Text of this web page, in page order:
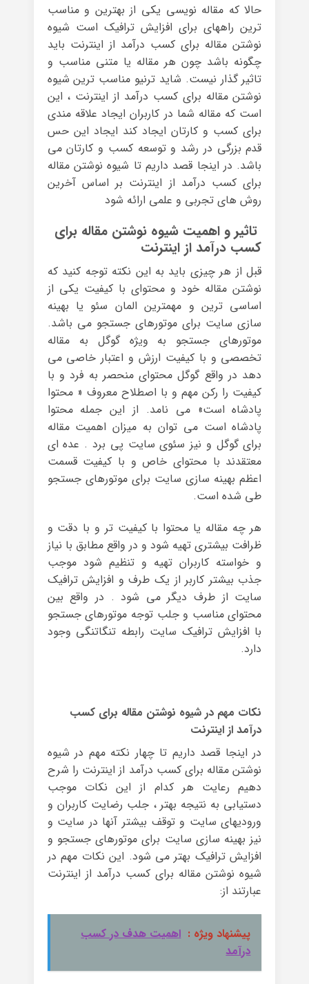
حالا که مقاله نویسی یکی از بهترین و مناسب
ترین راههای برای افزایش ترافیک است شیوه
نوشتن مقاله برای کسب درآمد از اینترنت باید
چگونه باشد چون هر مقاله یا متنی مناسب و
تاثیر گذار نیست. شاید ترنیو مناسب ترین شیوه
نوشتن مقاله برای کسب درآمد از اینترنت ، این
است که مقاله شما در کاربران ایجاد علاقه مندی
برای کسب و کارتان ایجاد کند ایجاد این حس
قدم بزرگی در رشد و توسعه کسب و کارتان می
باشد. در اینجا قصد داریم تا شیوه نوشتن مقاله
برای کسب درآمد از اینترنت بر اساس آخرین
روش های تجربی و علمی ارائه شود
تاثیر و اهمیت شیوه نوشتن مقاله برای
کسب درآمد از اینترنت
قبل از هر چیزی باید به این نکته توجه کنید که
نوشتن مقاله خود و محتوای با کیفیت یکی از
اساسی ترین و مهمترین المان سئو یا بهینه
سازی سایت برای موتورهای جستجو می باشد.
موتورهای جستجو به ویژه گوگل به مقاله
تخصصی و با کیفیت ارزش و اعتبار خاصی می
دهد در واقع گوگل محتوای منحصر به فرد و با
کیفیت را رکن مهم و با اصطلاح معروف « محتوا
پادشاه است» می نامد. از این جمله محتوا
پادشاه است می توان به میزان اهمیت مقاله
برای گوگل و نیز سئوی سایت پی برد . عده ای
معتقدند با محتوای خاص و با کیفیت قسمت
اعظم بهینه سازی سایت برای موتورهای جستجو
طی شده است.
هر چه مقاله یا محتوا با کیفیت تر و با دقت و
ظرافت بیشتری تهیه شود و در واقع مطابق با نیاز
و خواسته کاربران تهیه و تنظیم شود موجب
جذب بیشتر کاربر از یک طرف و افزایش ترافیک
سایت از طرف دیگر می شود . در واقع بین
محتوای مناسب و جلب توجه موتورهای جستجو
با افزایش ترافیک سایت رابطه تنگاتنگی وجود
دارد.
نکات مهم در شیوه نوشتن مقاله برای کسب
درآمد از اینترنت
در اینجا قصد داریم تا چهار نکته مهم در شیوه
نوشتن مقاله برای کسب درآمد از اینترنت را شرح
دهیم رعایت هر کدام از این نکات موجب
دستیابی به نتیجه بهتر ، جلب رضایت کاربران و
ورودیهای سایت و توقف بیشتر آنها در سایت و
نیز بهینه سازی سایت برای موتورهای جستجو و
افزایش ترافیک بهتر می شود. این نکات مهم در
شیوه نوشتن مقاله برای کسب درآمد از اینترنت
عبارتند از:
پیشنهاد ویژه : اهمیت هدف در کسب
درآمد